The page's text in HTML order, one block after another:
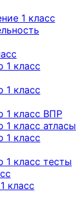
1 класс
класс
класс
класс ВПР
класс атласы
класс
класс тесты
класс